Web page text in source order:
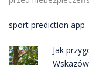
sport prediction app
Jak